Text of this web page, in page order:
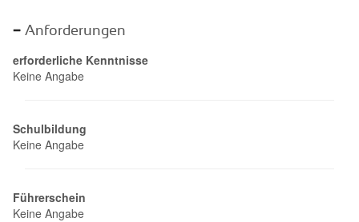
Anforderungen
erforderliche Kenntnisse
Keine Angabe
Schulbildung
Keine Angabe
Führerschein
Keine Angabe